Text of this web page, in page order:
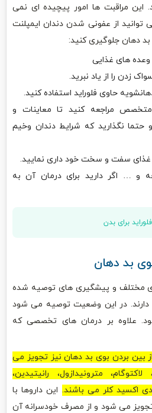
این مراقبت ها امور پیچیده ای نمی
توانید از عفونی شدن دندان ایمپلنت
دهان جلوگیری کنید:
وعده های غذایی
زدن را از یاد نبرید.
حاوی فلوراید استفاده کنید.
مراجعه کنید تا معاینات و
نگذارید که شرایط دندان وخیم
غذای سفت و سخت خود داری نمایید.
و … اگر دارید برای درمان آن به
برای بدن
بد دهان
های مختلف و پیشگیری های توصیه شده
دارند. در این وضعیت توصیه می شود
علاوه بر درمان های تخصصی که
بین بردن بوی بد دهان نیز تجویز می
مترونیدازول، رانیتیدین،
اکسید کلر می باشند. این داروها با
می شود و از مصرف خودسرانه آن